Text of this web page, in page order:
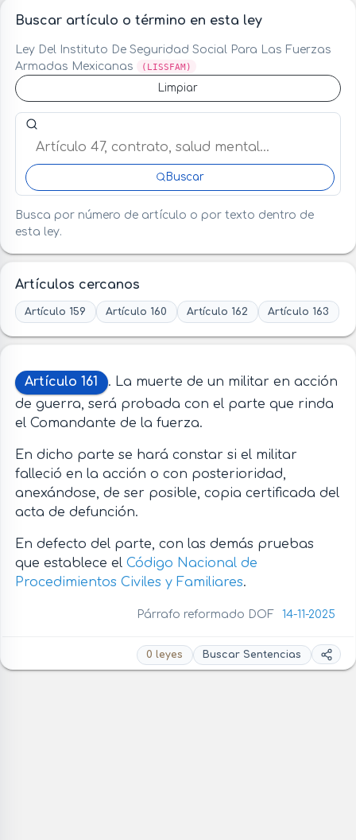
Buscar artículo o término en esta ley
Ley Del Instituto De Seguridad Social Para Las Fuerzas
Armadas Mexicanas
(LISSFAM)
Limpiar
Buscar artículo o término en esta ley
Buscar
Busca por número de artículo o por texto dentro de
esta ley.
Artículos cercanos
Artículo 159 Artículo 160 Artículo 162 Artículo 163
Artículo 161
. La muerte de un militar en acción
de guerra, será probada con el parte que rinda
el Comandante de la fuerza.
En dicho parte se hará constar si el militar
falleció en la acción o con posterioridad,
anexándose, de ser posible, copia certificada del
acta de defunción.
En defecto del parte, con las demás pruebas
que establece el Código Nacional de
Procedimientos Civiles y Familiares.
Párrafo reformado DOF 14-11-2025
0 leyes Buscar Sentencias